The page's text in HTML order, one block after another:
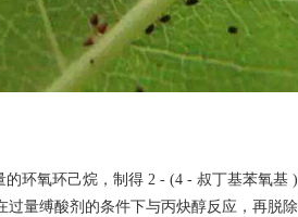
环氧环己烷，制得 2 - (4 - 叔丁基苯氧基
量缚酸剂的条件下与丙炔醇反应，再脱